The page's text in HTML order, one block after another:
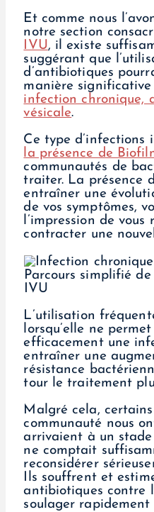
Et comme nous
notre section
IVU, il existe
suggérant que
d’antibiotiques
manière significative
infection chronique,
vésicale.
Ce type d’infections
la présence de
communautés de
traiter. La présence
entraîner une
de vos symptômes,
l’impression de
contracter une
L’utilisation
lorsqu’elle ne
efficacement une
entraîner une
résistance
tour le traitement
Malgré cela,
communauté nous
arrivaient à un
ne comptait
reconsidérer
Ils souffrent et
antibiotiques contre
soulager rapidement